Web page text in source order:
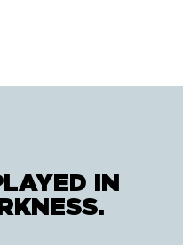
IN